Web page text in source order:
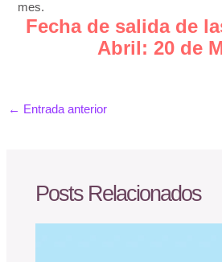
mes.
Fecha de salida de
Abril: 20 de
← Entrada anterior
Posts Relacionados